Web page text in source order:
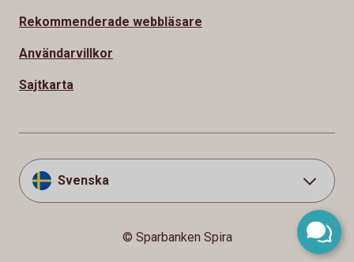
Rekommenderade webbläsare
Användarvillkor
Sajtkarta
Svenska
© Sparbanken Spira